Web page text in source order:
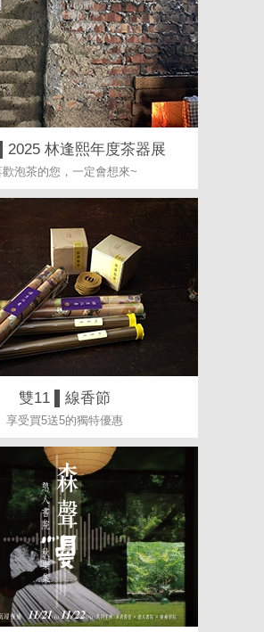
林逢熙年度茶器展
歡泡茶的您，一定會想來~
雙11 ▌線香節
享受買5送5的獨特優惠